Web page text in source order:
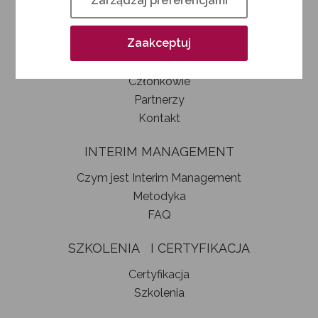
Kim jesteśmy
Jak zostać członkiem SIM
Statut stowarzyszenia
Władze
Członkowie
Partnerzy
Kontakt
INTERIM MANAGEMENT
Czym jest Interim Management
Metodyka
FAQ
SZKOLENIA I CERTYFIKACJA
Certyfikacja
Szkolenia
Zaakceptuj